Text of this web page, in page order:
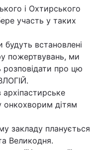
і Охтирського
участь у таких
встановлені
пожертвувань, ми
розповідати про цю
онкохворим дітям
закладу планується
Великодня.